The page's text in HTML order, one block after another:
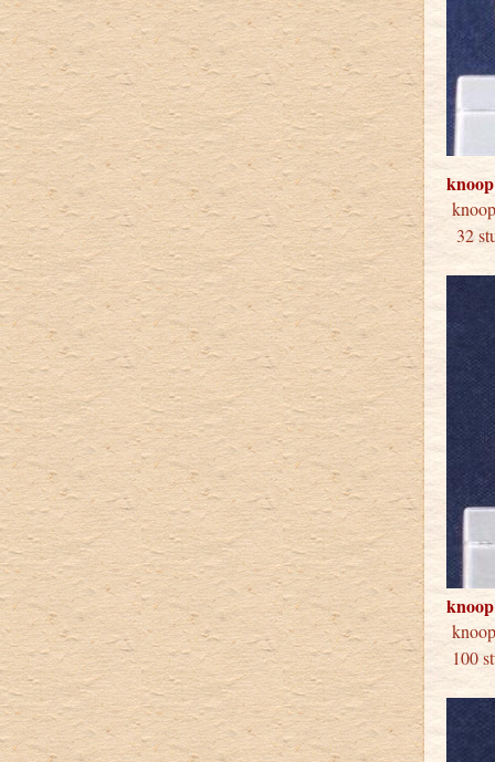
32
100